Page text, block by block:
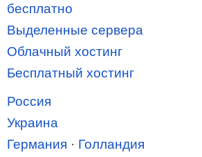
бесплатно
Выделенные сервера
Облачный хостинг
Бесплатный хостинг
Россия
Украина
Германия · Голландия